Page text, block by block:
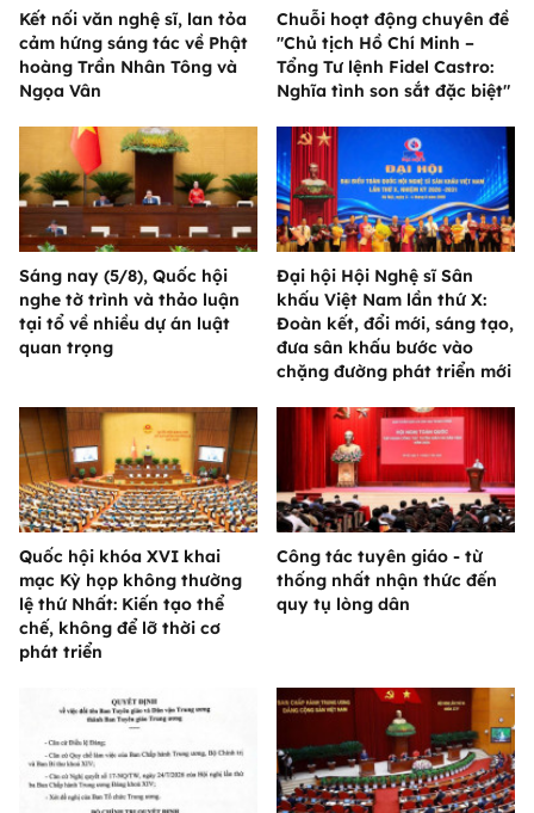
Kết nối văn nghệ sĩ, lan tỏa
cảm hứng sáng tác về Phật
hoàng Trần Nhân Tông và
Ngọa Vân
Chuỗi hoạt động chuyên đề
"Chủ tịch Hồ Chí Minh –
Tổng Tư lệnh Fidel Castro:
Nghĩa tình son sắt đặc biệt"
Sáng nay (5/8), Quốc hội
nghe tờ trình và thảo luận
tại tổ về nhiều dự án luật
quan trọng
Đại hội Hội Nghệ sĩ Sân
khấu Việt Nam lần thứ X:
Đoàn kết, đổi mới, sáng tạo,
đưa sân khấu bước vào
chặng đường phát triển mới
Quốc hội khóa XVI khai
mạc Kỳ họp không thường
lệ thứ Nhất: Kiến tạo thể
chế, không để lỡ thời cơ
phát triển
Công tác tuyên giáo - từ
thống nhất nhận thức đến
quy tụ lòng dân